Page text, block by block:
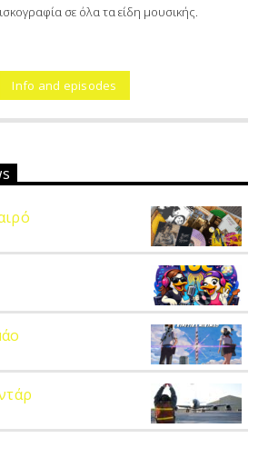
σε όλα τα είδη μουσικής.
Info and episodes